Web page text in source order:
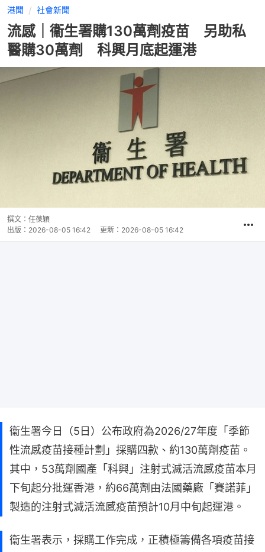
港聞 社會新聞
流感｜衞生署購130萬劑疫苗 另助私
醫購30萬劑 科興月底起運港
撰文： 任葆穎
出版： 2026-08-05 16:42 更新： 2026-08-05 16:42
衞生署今日（5日）公布政府為2026/27年度「季節
性流感疫苗接種計劃」採購四款、約130萬劑疫苗。
其中，53萬劑國產「科興」注射式滅活流感疫苗本月
下旬起分批運香港，約66萬劑由法國藥廠「賽諾菲」
製造的注射式滅活流感疫苗預計10月中旬起運港。
衞生署表示，採購工作完成，正積極籌備各項疫苗接